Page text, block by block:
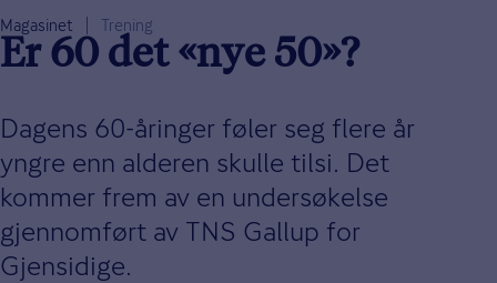
Magasinet Trening
Er 60 det «nye 50»?
Dagens 60-åringer føler seg flere år
yngre enn alderen skulle tilsi. Det
kommer frem av en undersøkelse
gjennomført av TNS Gallup for
Gjensidige.